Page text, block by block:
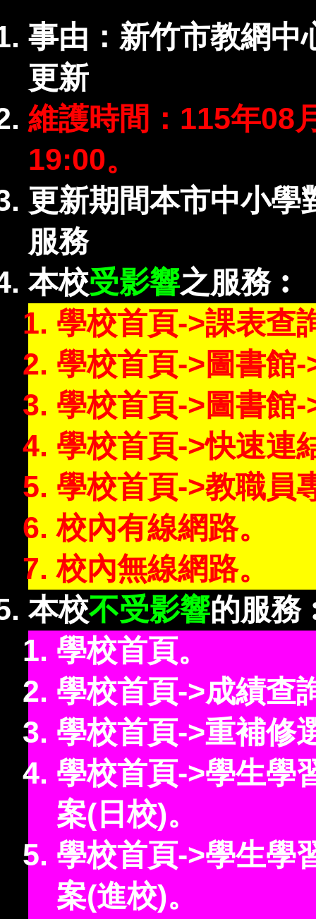
事由：新竹市教網中
更新
維護時間：115年08
19:00。
更新期間本市中小學
服務
本校受影響之服務︰
學校首頁->課表查
學校首頁->圖書館
學校首頁->圖書館
學校首頁->快速連
學校首頁->教職員
校內有線網路。
校內無線網路。
本校不受影響的服務
學校首頁。
學校首頁->成績查
學校首頁->重補修
學校首頁->學生學
案(日校)。
學校首頁->學生學
案(進校)。